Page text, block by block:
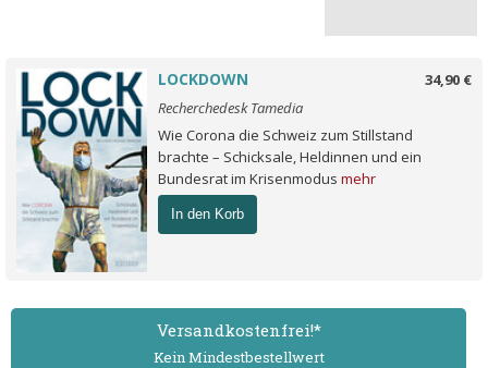
34,90 €
LOCKDOWN
Recherchedesk Tamedia
Wie Corona die Schweiz zum Stillstand
brachte – Schicksale, Heldinnen und ein
Bundesrat im Krisenmodus mehr
In den Korb
Versand­kostenfrei!*
Kein Mindest­bestell­wert